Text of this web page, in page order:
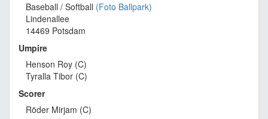
Baseball / Softball (Foto Ballpark)
Lindenallee
14469 Potsdam
Umpire
Henson Roy (C)
Tyralla Tibor (C)
Scorer
Röder Mirjam (C)